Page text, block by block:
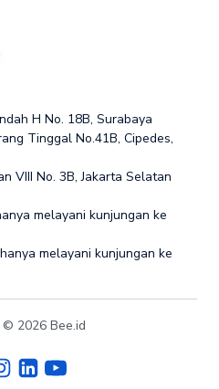
H No. 18B, Surabaya
Tinggal No.41B, Cipedes,
VIII No. 3B, Jakarta Selatan
melayani kunjungan ke
melayani kunjungan ke
2026 Bee.id